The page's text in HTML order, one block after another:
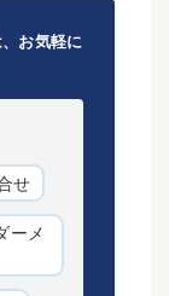
お気軽に
せ
ーメ